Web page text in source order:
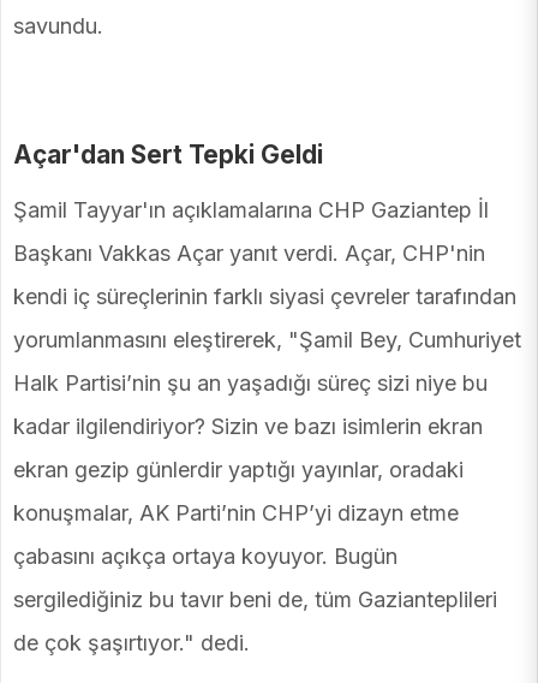
savundu.
Açar'dan Sert Tepki Geldi
Şamil Tayyar'ın açıklamalarına CHP Gaziantep İl
Başkanı Vakkas Açar yanıt verdi. Açar, CHP'nin
kendi iç süreçlerinin farklı siyasi çevreler tarafından
yorumlanmasını eleştirerek, "Şamil Bey, Cumhuriyet
Halk Partisi’nin şu an yaşadığı süreç sizi niye bu
kadar ilgilendiriyor? Sizin ve bazı isimlerin ekran
ekran gezip günlerdir yaptığı yayınlar, oradaki
konuşmalar, AK Parti’nin CHP’yi dizayn etme
çabasını açıkça ortaya koyuyor. Bugün
sergilediğiniz bu tavır beni de, tüm Gazianteplileri
de çok şaşırtıyor." dedi.